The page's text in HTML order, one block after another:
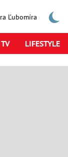
Ľubomíra
LIFESTYLE